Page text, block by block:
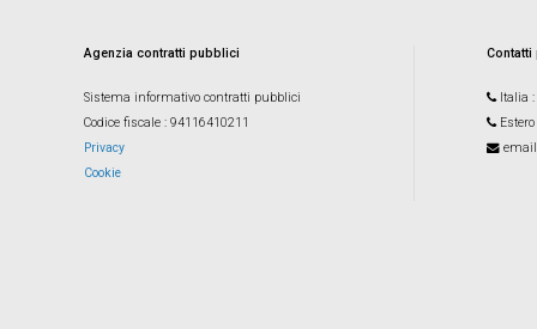
Agenzia contratti pubblici
Sistema informativo contratti pubblici
Codice fiscale : 94116410211
Privacy
Cookie
Italia
Estero
email